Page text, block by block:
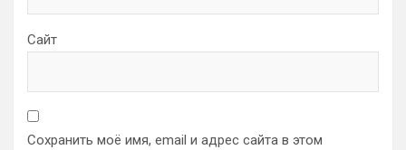
Сайт
Сохранить моё имя, email и адрес сайта в этом